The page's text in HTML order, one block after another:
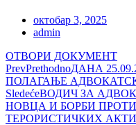
октобар 3, 2025
admin
ОТВОРИ ДОКУМЕНТ
PrevPrethodnoДАНА
ПОЛАГАЊЕ
SledećeВОДИЧ ЗА
НОВЦА И БОРБИ
ТЕРОРИСТИЧКИХ